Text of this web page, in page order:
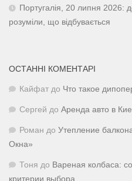
Португалія, 20 липня 2026:
розуміли, що відбувається
ОСТАННІ КОМЕНТАРІ
Кайфат до Что такое
Сергей до Аренда авто в
Роман до Утепление
Окна»
Тоня до Вареная колбаса:
критерии выбора